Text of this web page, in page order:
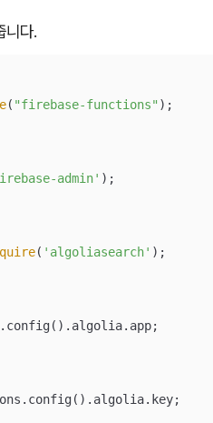
니다.
( "firebase-functions" );
admin' );
( 'algoliasearch' );